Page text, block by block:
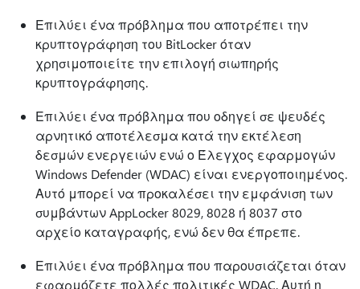
Επιλύει ένα πρόβλημα που αποτρέπει την
κρυπτογράφηση του BitLocker όταν
χρησιμοποιείτε την επιλογή σιωπηρής
κρυπτογράφησης.
Επιλύει ένα πρόβλημα που οδηγεί σε ψευδές
αρνητικό αποτέλεσμα κατά την εκτέλεση
δεσμών ενεργειών ενώ ο Έλεγχος εφαρμογών
Windows Defender (WDAC) είναι ενεργοποιημένος.
Αυτό μπορεί να προκαλέσει την εμφάνιση των
συμβάντων AppLocker 8029, 8028 ή 8037 στο
αρχείο καταγραφής, ενώ δεν θα έπρεπε.
Επιλύει ένα πρόβλημα που παρουσιάζεται όταν
εφαρμόζετε πολλές πολιτικές WDAC. Αυτή η